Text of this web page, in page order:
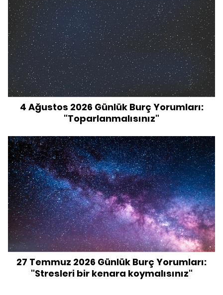
4 Ağustos 2026 Günlük Burç Yorumları:
"Toparlanmalısınız"
27 Temmuz 2026 Günlük Burç Yorumları:
"Stresleri bir kenara koymalısınız"